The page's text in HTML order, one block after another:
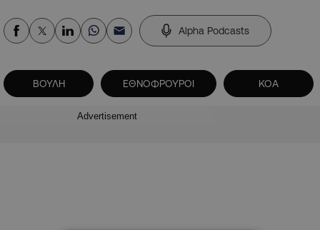
Alpha Podcasts
ΒΟΥΛΗ ΕΘΝΟΦΡΟΥΡΟΙ ΚΟΑ
Advertisement